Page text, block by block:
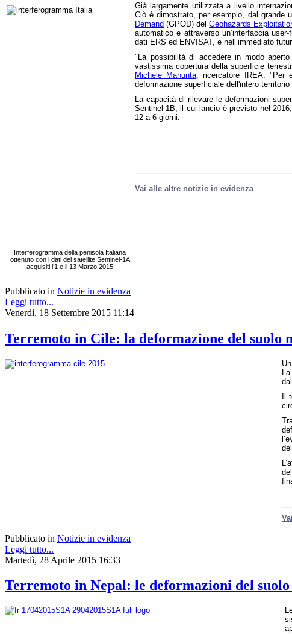
Interferogramma della penisola Italiana
ottenuto con i dati del satellite Sentinel-1A
acquisiti l’1 e il 13 Marzo 2015
Già largamente utilizzata a livello
Ciò è dimostrato, per esempio, dal grande
Demand (GPOD) delGeohazards
automatico e attraverso un’interfaccia
dati ERS ed ENVISAT, e nell’immediato
"La possibilità di accedere in modo
vastissima copertura della superficie
Michele Manunta , ricercatore IREA. "Per
deformazione superficiale dell'intero territorio
La capacità di rilevare le deformazioni
Sentinel-1B, il cui lancio è previsto nel
12 a 6 giorni.
Vai alle altre notizie in evidenza
Pubblicato in Notizie in evidenza
Leggi tutto...
Venerdì, 18 Settembre 2015 11:14
Terremoto in Cile: la deformazione del suolo
Il
Pubblicato in Notizie in evidenza
Leggi tutto...
Martedì, 28 Aprile 2015 16:33
Terremoto in Nepal: le deformazioni del